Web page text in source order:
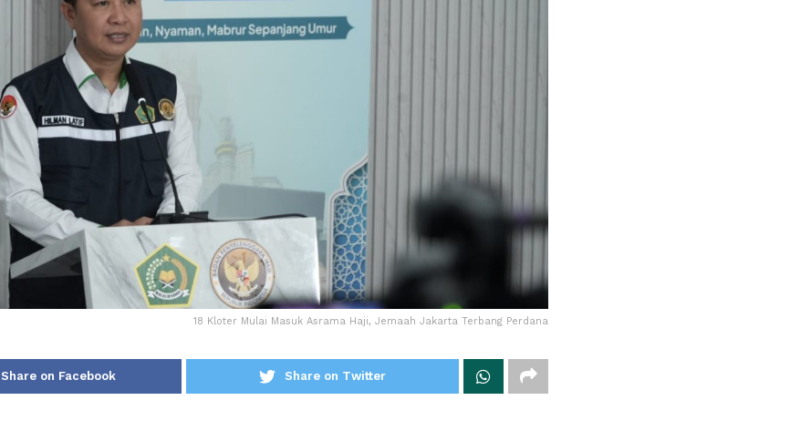
18 Kloter Mulai Masuk Asrama Haji, Jemaah Jakarta Terbang Perdana
Share on Facebook Share on Twitter